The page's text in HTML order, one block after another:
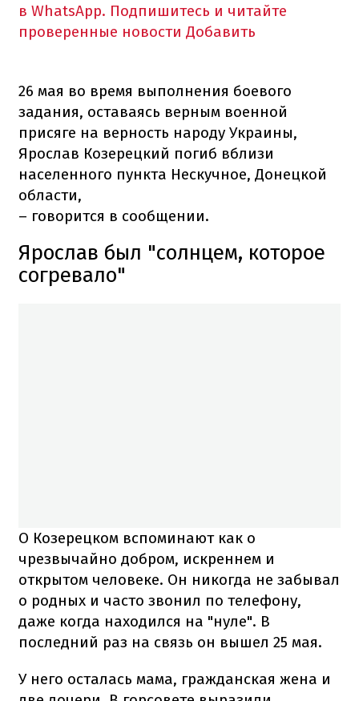
в WhatsApp. Подпишитесь и читайте
проверенные новости Добавить
26 мая во время выполнения боевого
задания, оставаясь верным военной
присяге на верность народу Украины,
Ярослав Козерецкий погиб вблизи
населенного пункта Нескучное, Донецкой
области,
– говорится в сообщении.
Ярослав был "солнцем, которое
согревало"
О Козерецком вспоминают как о
чрезвычайно добром, искреннем и
открытом человеке. Он никогда не забывал
о родных и часто звонил по телефону,
даже когда находился на "нуле". В
последний раз на связь он вышел 25 мая.
У него осталась мама, гражданская жена и